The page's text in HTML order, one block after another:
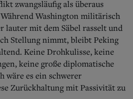
zwangsläufig als überaus
Washington militärisch
lauter mit dem Säbel rasselt und
Stellung nimmt, bleibt Peking
Keine Drohkulisse, keine
keine große diplomatische
wäre es ein schwerer
Zurückhaltung mit Passivität zu